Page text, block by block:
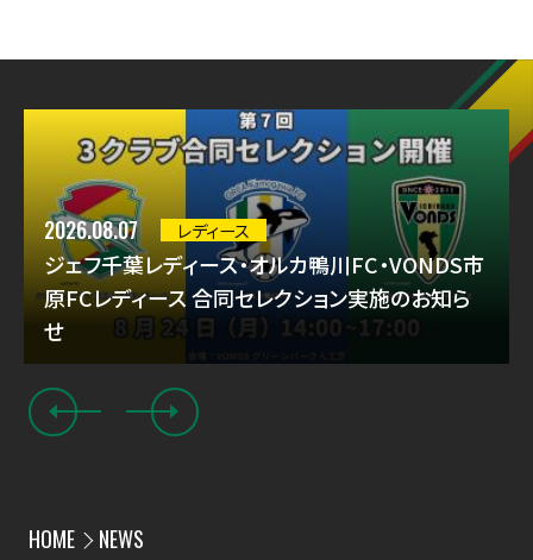
2026.08.07 レディース
ジェフ千葉レディース・オルカ鴨川FC・VONDS市
原FCレディース 合同セレクション実施のお知ら
せ
HOME NEWS